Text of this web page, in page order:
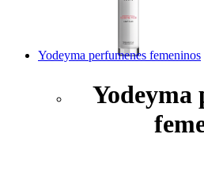
Yodeyma perfumenes femeninos
Yodeyma